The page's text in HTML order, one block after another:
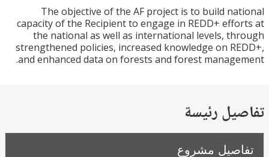
The objective of the AF project is to build
capacity of the Recipient to engage in REDD+
the national as well as international levels,
strengthened policies, increased knowledge on
and enhanced data on forests and forest
رئيسة
مشروع